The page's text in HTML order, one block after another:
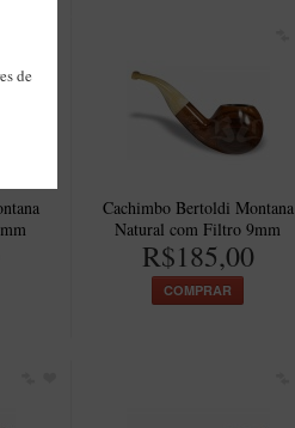
Cachimbo Bertoldi Montana
Natural com Filtro 9mm
R$185,00
COMPRAR
de